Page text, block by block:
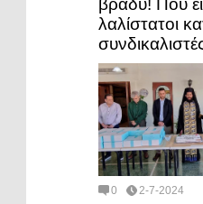
βράδυ! Που
λαλίστατοι
0 2-7-2024